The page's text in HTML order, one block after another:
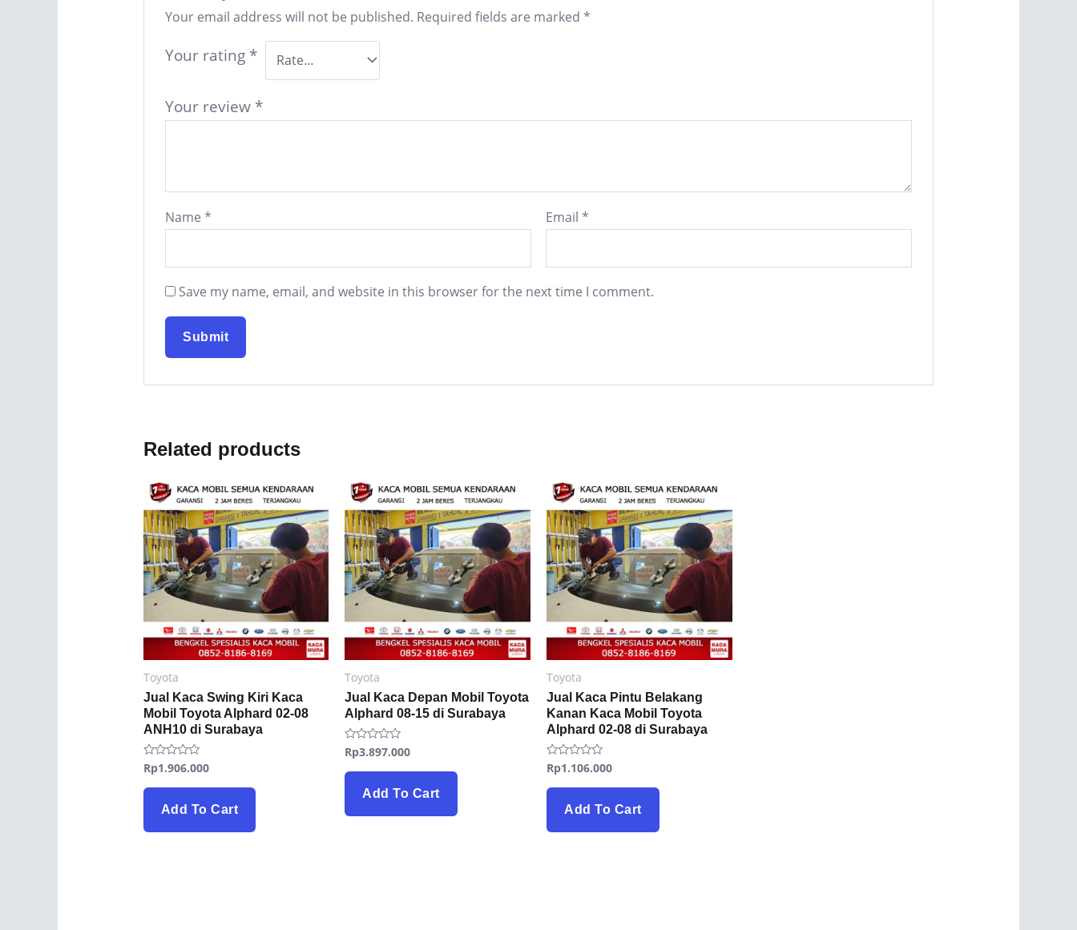
Your email address will not be published. Required fields are marked *
Your rating *
Your review *
Name * Email *
Save my name, email, and website in this browser for the next time I comment.
Related products
Toyota
Jual Kaca Swing Kiri Kaca
Mobil Toyota Alphard 02-08
ANH10 di Surabaya
Rated
0
out
Rp1.906.000
Add To Cart
Toyota
Jual Kaca Depan Mobil Toyota
Alphard 08-15 di Surabaya
Rated
0
out
Rp3.897.000
Add To Cart
Toyota
Jual Kaca Pintu Belakang
Kanan Kaca Mobil Toyota
Alphard 02-08 di Surabaya
Rated
0
out
Rp1.106.000
Add To Cart